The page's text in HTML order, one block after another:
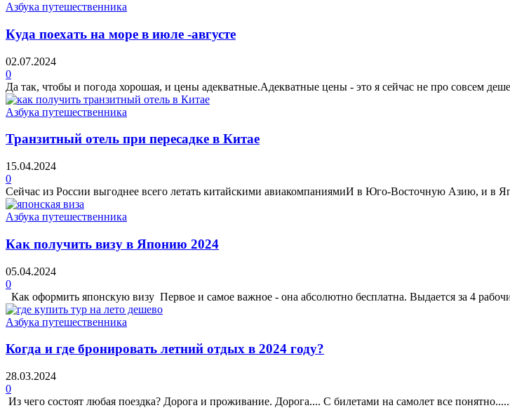
Азбука путешественника
Куда поехать на море в июле -августе
02.07.2024
0
Да так, чтобы и погода хорошая, и цены адекватные.Адекватные цены - это я сейчас не про совсем
Азбука путешественника
Транзитный отель при пересадке в Китае
15.04.2024
0
Сейчас из России выгоднее всего летать китайскими авиакомпаниямиИ в Юго-Восточную Азию, и
Азбука путешественника
Как получить визу в Японию 2024
05.04.2024
0
Как оформить японскую визу Первое и самое важное - она абсолютно бесплатна. Выдается за 4
Азбука путешественника
Когда и где бронировать летний отдых в 2024 году?
28.03.2024
0
Из чего состоят любая поездка? Дорога и проживание. Дорога.... С билетами на самолет все